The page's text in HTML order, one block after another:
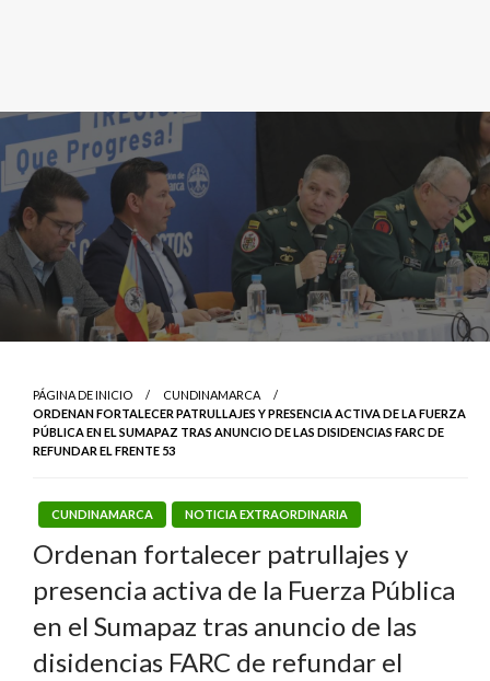
PÁGINA DE INICIO
CUNDINAMARCA
ORDENAN FORTALECER PATRULLAJES Y PRESENCIA ACTIVA DE LA FUERZA
PÚBLICA EN EL SUMAPAZ TRAS ANUNCIO DE LAS DISIDENCIAS FARC DE
REFUNDAR EL FRENTE 53
CUNDINAMARCA NOTICIA EXTRAORDINARIA
Ordenan fortalecer patrullajes y
presencia activa de la Fuerza Pública
en el Sumapaz tras anuncio de las
disidencias FARC de refundar el